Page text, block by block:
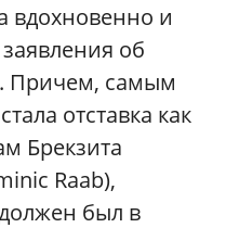
вдохновенно и
об
Причем, самым
отставка как
Брекзита
Raab),
был в